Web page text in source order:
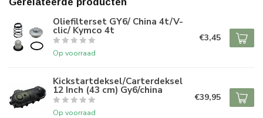
Oliefilterset GY6/ China 4t/V-
clic/ Kymco 4t
Op voorraad
€3,45
Kickstartdeksel/Carterdeksel
12 Inch (43 cm) Gy6/china
Op voorraad
€39,95